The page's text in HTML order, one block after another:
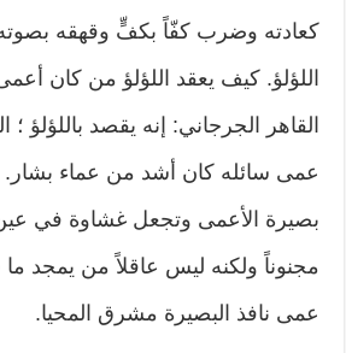
كعادته وضرب كفّاً بكفٍّ وقهقه
اللؤلؤ. كيف يعقد اللؤلؤ من كان
القاهر الجرجاني: إنه يقصد باللؤلؤ
عمى سائله كان أشد من عماء بشار.
بصيرة الأعمى وتجعل غشاوة في
مجنوناً ولكنه ليس عاقلاً من يمجد ما
عمى نافذ البصيرة مشرق المحيا.